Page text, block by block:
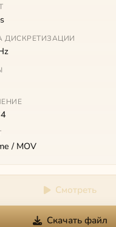
ДИСКРЕТИЗАЦИИ
/ MOV
Смотреть
Скачать файл